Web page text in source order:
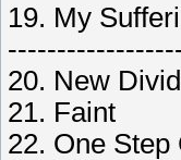
19. My
20. New
21. Faint
22. One Step